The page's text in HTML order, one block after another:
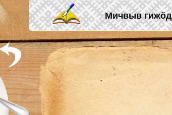
Skip to main content
Мичвыв гижӧд